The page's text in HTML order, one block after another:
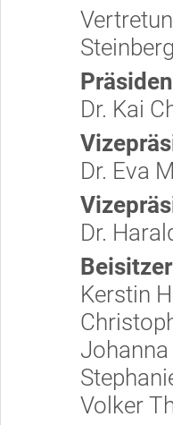
Dr. Kai
Dr. Eva
Dr.
Beisitzer
Kerstin
Volker